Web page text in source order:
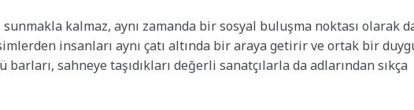
kalmaz, aynı zamanda bir sosyal buluşma noktası olarak
insanları aynı çatı altında bir araya getirir ve ortak bir
sahneye taşıdıkları değerli sanatçılarla da adlarından sıkça